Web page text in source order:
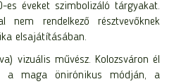
es éveket szimbolizáló tárgyakat.
nem rendelkező résztvevőknek
elsajátításában.
vizuális művész. Kolozsváron él
maga önirónikus módján, a